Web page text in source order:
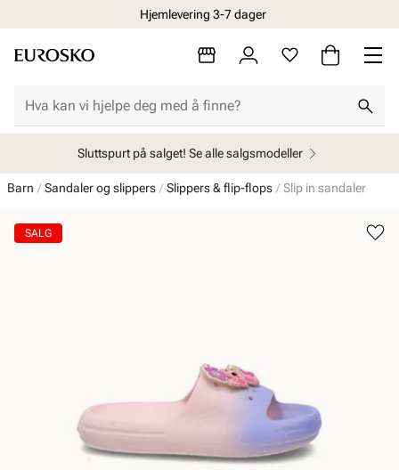
Hjemlevering 3-7 dager
Sluttspurt på salget! Se alle salgsmodeller
Barn Sandaler og slippers Slippers & flip-flops Slip in sandaler
SALG